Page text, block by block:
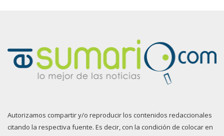
Autorizamos compartir y/o reproducir los contenidos redaccionales
citando la respectiva fuente. Es decir, con la condición de colocar en